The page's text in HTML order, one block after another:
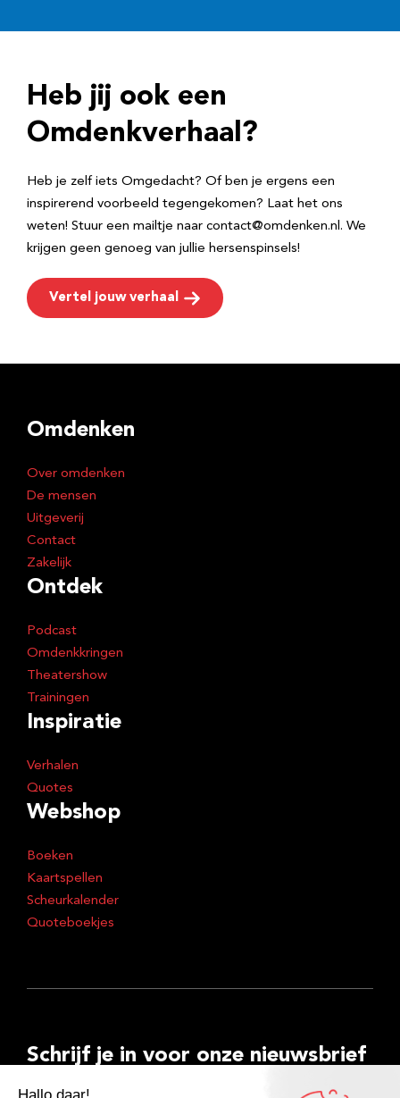
r
e
Heb jij ook een
Omdenkverhaal?
Heb je zelf iets Omgedacht? Of ben je ergens een
inspirerend voorbeeld tegengekomen? Laat het ons
weten! Stuur een mailtje naar contact@omdenken.nl. We
krijgen geen genoeg van jullie hersenspinsels!
Vertel jouw verhaal
Omdenken
Over omdenken
De mensen
Uitgeverij
Contact
Zakelijk
Ontdek
Podcast
Omdenkkringen
Theatershow
Trainingen
Inspiratie
Verhalen
Quotes
Webshop
Boeken
Kaartspellen
Scheurkalender
Quoteboekjes
Schrijf je in voor onze nieuwsbrief